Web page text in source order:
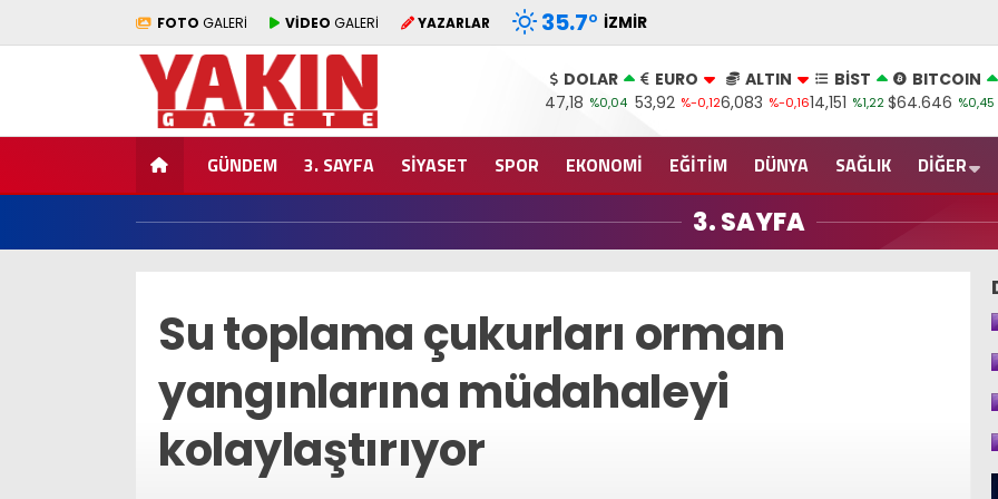
FOTO GALERİ VİDEO GALERİ YAZARLAR 35.7° İZMIR
DOLAR
47,18 %0,04
EURO
53,92 %-0,12
ALTIN
6,083 %-0,16
BİST
14,151 %1,22
BITCOIN
$64.646 %0,45
GÜNDEM 3. SAYFA SİYASET SPOR EKONOMİ EĞİTİM DÜNYA SAĞLIK DİĞER
3. SAYFA
Su toplama çukurları orman
yangınlarına müdahaleyi
kolaylaştırıyor